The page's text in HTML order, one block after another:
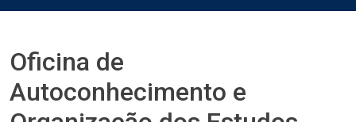
Oficina de
Autoconhecimento e